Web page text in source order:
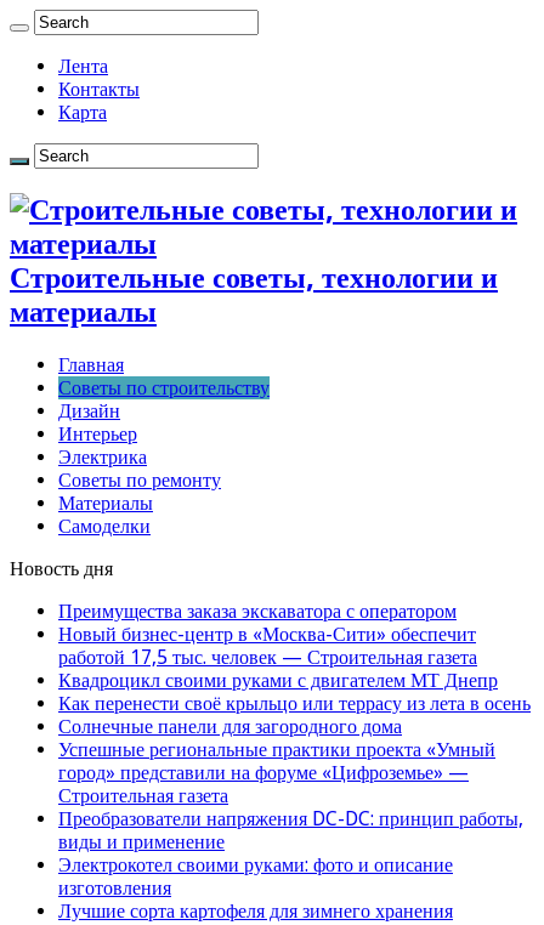
Лента
Контакты
Карта
Строительные советы, технологии и
материалы
Главная
Советы по строительству
Дизайн
Интерьер
Электрика
Советы по ремонту
Материалы
Самоделки
Новость дня
Преимущества заказа экскаватора с оператором
Новый бизнес-центр в «Москва-Сити» обеспечит
работой 17,5 тыс. человек — Строительная газета
Квадроцикл своими руками с двигателем МТ Днепр
Как перенести своё крыльцо или террасу из лета в осень
Солнечные панели для загородного дома
Успешные региональные практики проекта «Умный
город» представили на форуме «Цифроземье» —
Строительная газета
Преобразователи напряжения DC-DC: принцип работы,
виды и применение
Электрокотел своими руками: фото и описание
изготовления
Лучшие сорта картофеля для зимнего хранения